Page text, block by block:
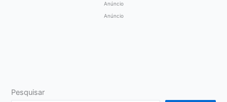
Anúncio
Anúncio
Pesquisar